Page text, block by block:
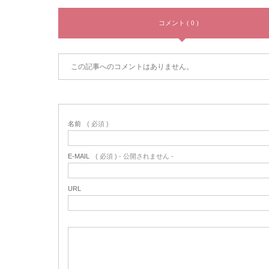
コメント ( 0 )
この記事へのコメントはありません。
名前 ( 必須 )
E-MAIL ( 必須 ) - 公開されません -
URL